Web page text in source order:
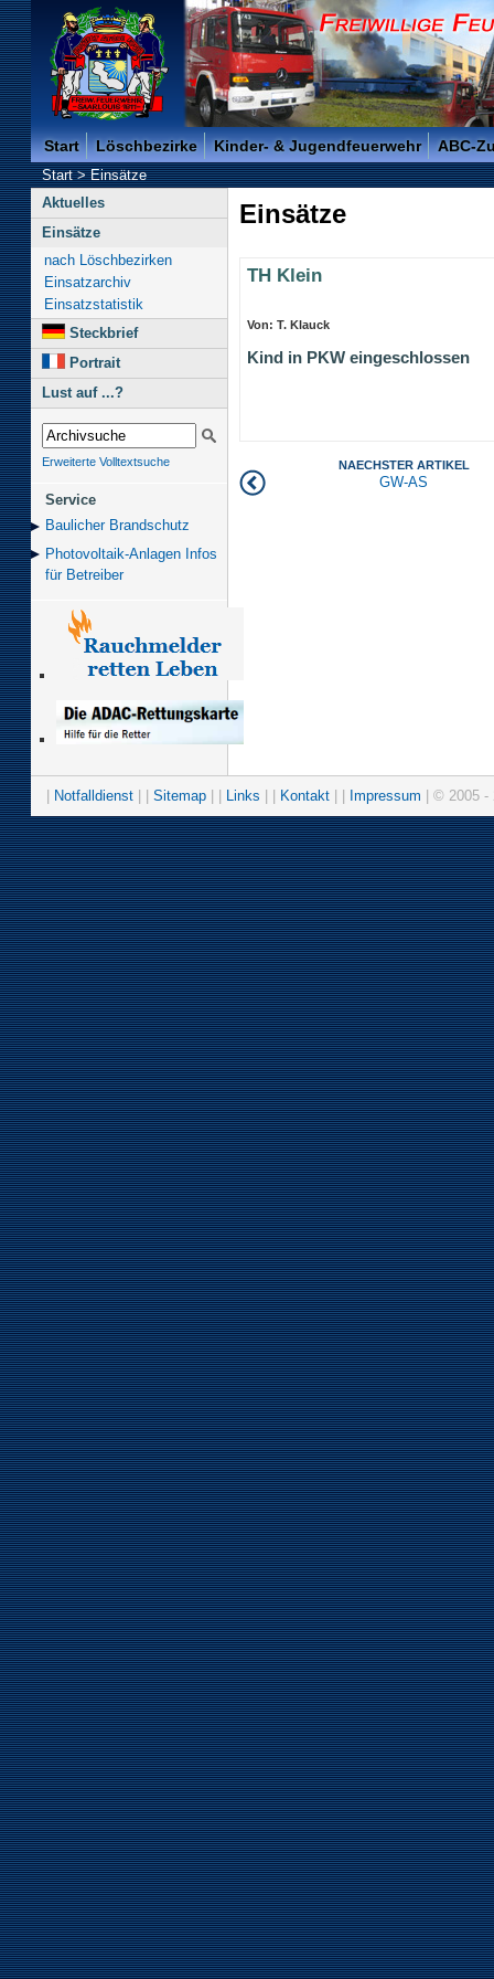
Freiwillige Feuerwehr der Kreisstadt Saarlouis -
Start Löschbezirke Kinder- & Jugendfeuerwehr ABC-
Start>Einsätze
Aktuelles
Einsätze
nach Löschbezirken
Einsatzarchiv
Einsatzstatistik
Steckbrief
Portrait
Lust auf ...?
Erweiterte Volltextsuche
Service
Baulicher Brand­schutz
Photovoltaik-Anlagen Infos
für Betreiber
Einsätze
TH Klein
Von: T. Klauck
Kind in PKW eingeschlossen
NAECHSTER ARTIKEL
GW-AS
Notfalldienst Sitemap Links Kontakt Impressum | © 2005 -